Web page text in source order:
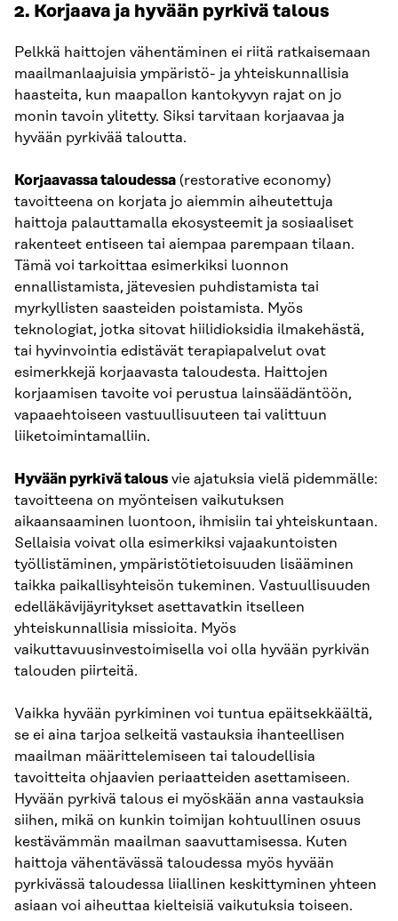
2. Korjaava ja hyvään pyrkivä talous
Pelkkä haittojen vähentäminen ei riitä ratkaisemaan
maailmanlaajuisia ympäristö- ja yhteiskunnallisia
haasteita, kun maapallon kantokyvyn rajat on jo
monin tavoin ylitetty. Siksi tarvitaan korjaavaa ja
hyvään pyrkivää taloutta.
Korjaavassa taloudessa (restorative economy)
tavoitteena on korjata jo aiemmin aiheutettuja
haittoja palauttamalla ekosysteemit ja sosiaaliset
rakenteet entiseen tai aiempaa parempaan tilaan.
Tämä voi tarkoittaa esimerkiksi luonnon
ennallistamista, jätevesien puhdistamista tai
myrkyllisten saasteiden poistamista. Myös
teknologiat, jotka sitovat hiilidioksidia ilmakehästä,
tai hyvinvointia edistävät terapiapalvelut ovat
esimerkkejä korjaavasta taloudesta. Haittojen
korjaamisen tavoite voi perustua lainsäädäntöön,
vapaaehtoiseen vastuullisuuteen tai valittuun
liiketoimintamalliin.
Hyvään pyrkivä talous vie ajatuksia vielä pidemmälle:
tavoitteena on myönteisen vaikutuksen
aikaansaaminen luontoon, ihmisiin tai yhteiskuntaan.
Sellaisia voivat olla esimerkiksi vajaakuntoisten
työllistäminen, ympäristötietoisuuden lisääminen
taikka paikallisyhteisön tukeminen. Vastuullisuuden
edelläkävijäyritykset asettavatkin itselleen
yhteiskunnallisia missioita. Myös
vaikuttavuusinvestoimisella voi olla hyvään pyrkivän
talouden piirteitä.
Vaikka hyvään pyrkiminen voi tuntua epäitsekkäältä,
se ei aina tarjoa selkeitä vastauksia ihanteellisen
maailman määrittelemiseen tai taloudellisia
tavoitteita ohjaavien periaatteiden asettamiseen.
Hyvään pyrkivä talous ei myöskään anna vastauksia
siihen, mikä on kunkin toimijan kohtuullinen osuus
kestävämmän maailman saavuttamisessa. Kuten
haittoja vähentävässä taloudessa myös hyvään
pyrkivässä taloudessa liiallinen keskittyminen yhteen
asiaan voi aiheuttaa kielteisiä vaikutuksia toiseen.